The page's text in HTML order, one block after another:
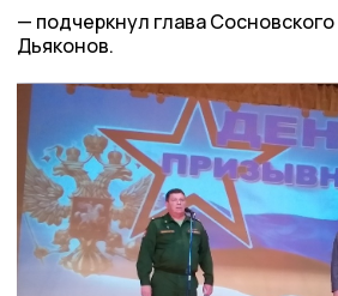
подчеркнул глава
Дьяконов.